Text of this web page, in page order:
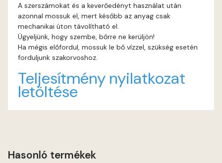
Sulphur B
Terra A
Umbra A
Vulcan-red A
A szerszámokat és a keverőedényt használat után
azonnal mossuk el, mert később az anyag csak
mechanikai úton távolítható el.
Ügyeljünk, hogy szembe, bőrre ne kerüljön!
Ha mégis előfordul, mossuk le bő vízzel, szükség esetén
forduljunk szakorvoshoz.
Teljesítmény nyilatkozat
letöltése
Hasonló termékek